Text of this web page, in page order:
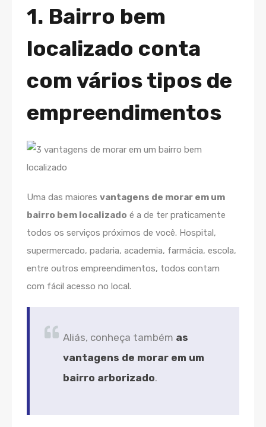
1. Bairro bem
localizado conta
com vários tipos de
empreendimentos
Uma das maiores vantagens de morar em um
bairro bem localizado é a de ter praticamente
todos os serviços próximos de você. Hospital,
supermercado, padaria, academia, farmácia, escola,
entre outros empreendimentos, todos contam
com fácil acesso no local.
Aliás, conheça também as
vantagens de morar em um
bairro arborizado.